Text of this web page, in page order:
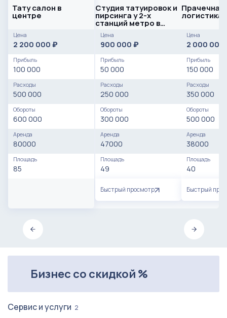
Тату салон в
центре
Цена
2 200 000 ₽
Прибыль
100 000
Расходы
500 000
Обороты
600 000
Аренда
80000
Площадь
85
Студия татуировок и
пирсинга у 2-х
станций метро в
центре
Цена
900 000 ₽
Прибыль
50 000
Расходы
250 000
Обороты
300 000
Аренда
47000
Площадь
49
Быстрый просмотр
логистика
Цена
2 000 000
Прибыль
150 000
Расходы
350 000
Обороты
500 000
Аренда
38000
Площадь
40
Быстрый
Бизнес со скидкой %
Сервис и услуги 2